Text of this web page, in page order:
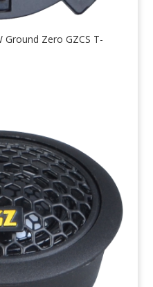
Zero GZCS T-